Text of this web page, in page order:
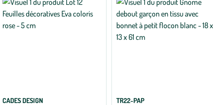
CADES DESIGN
TR22-PAP